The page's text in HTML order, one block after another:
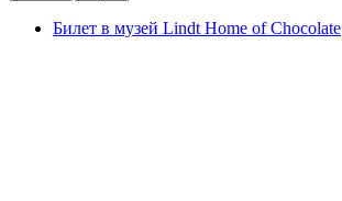
Билет в музей Lindt Home of Chocolate